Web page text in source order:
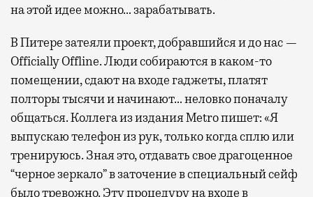
на этой идее можно… зарабатывать.
В Питере затеяли проект, добравшийся и до нас —
Officially Offline. Люди собираются в каком-то
помещении, сдают на входе гаджеты, платят
полторы тысячи и начинают… неловко поначалу
общаться. Коллега из издания Metro пишет: «Я
выпускаю телефон из рук, только когда сплю или
тренируюсь. Зная это, отдавать свое драгоценное
“черное зеркало” в заточение в специальный сейф
было тревожно. Эту процедуру на входе в